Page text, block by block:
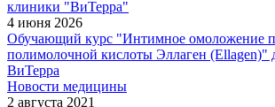
клиники "ВиТерра"
4 июня 2026
Обучающий курс "Интимное омоложение
полимолочной кислоты Эллаген (Ellagen)"
ВиТерра
Новости медицины
2 августа 2021